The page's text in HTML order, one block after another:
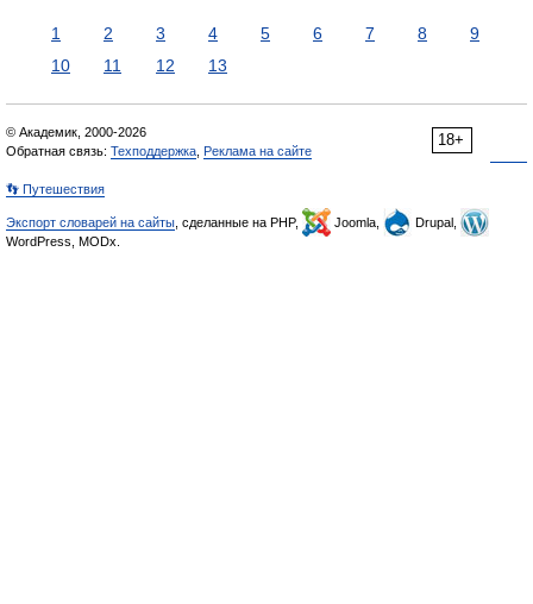
1 2 3 4 5 6 7 8
9
10
11 12 13
18+
© Академик, 2000-2026
Обратная связь: Техподдержка Реклама на сайте
👣 Путешествия
Экспорт словарей на сайты , сделанные на PHP, Joomla,
Drupal,
WordPress, MODx.